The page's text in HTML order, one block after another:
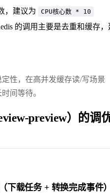
，建议为 CPU核心数 * 10
的调用主要是去重和缓存，
性，在高并发缓存读/写场景
间等待。
preview）的调
下载任务 + 转换完成事件